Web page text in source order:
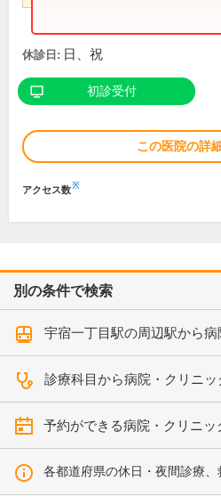
休診日: 日、祝
初診受付
この医院の詳
アクセス数※
別の条件で検索
宇宿一丁目駅の周辺駅から
診療科目から病院・クリニ
予約ができる病院・クリニ
各都道府県の休日・夜間診療